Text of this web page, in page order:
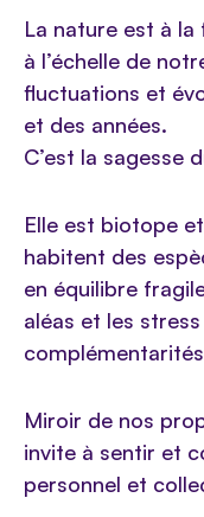
La nature est à
à l’échelle de
fluctuations et
et des années.
C’est la sagesse
Elle est biotope
habitent des
en équilibre
aléas et les
Miroir de nos
invite à sentir et
personnel et